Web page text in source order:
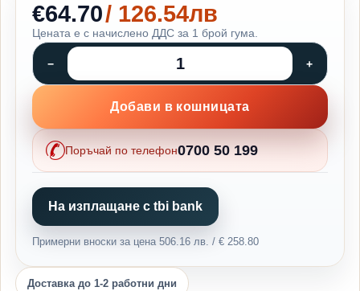
€64.70/ 126.54лв
Цената е с начислено ДДС за 1 брой гума.
Добави в кошницата
Поръчай по телефон0700 50 199
На изплащане с tbi bank
Примерни вноски за цена 506.16 лв. / € 258.80
Доставка до 1-2 работни дни